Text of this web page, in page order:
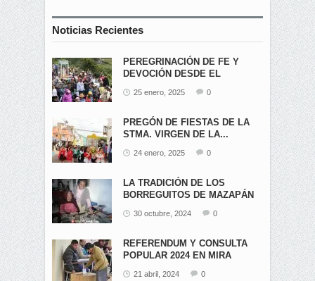
Noticias Recientes
PEREGRINACIÓN DE FE Y
DEVOCIÓN DESDE EL
25 enero, 2025 0
PREGÓN DE FIESTAS DE LA
STMA. VIRGEN DE LA...
24 enero, 2025 0
LA TRADICIÓN DE LOS
BORREGUITOS DE MAZAPÁN
30 octubre, 2024 0
REFERENDUM Y CONSULTA
POPULAR 2024 EN MIRA
21 abril, 2024 0